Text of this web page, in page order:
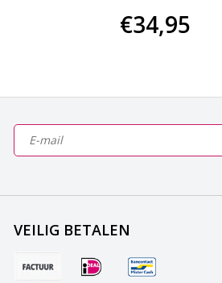
€34,95
VEILIG BETALEN